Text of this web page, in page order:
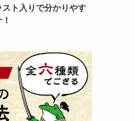
ト入りで分かりやす